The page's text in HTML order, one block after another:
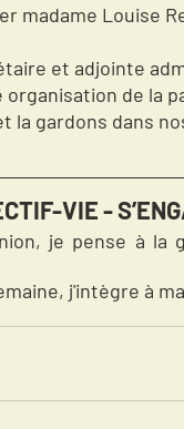
madame Louise
et adjointe
de la
la gardons dans
VIE -
j'intègre à